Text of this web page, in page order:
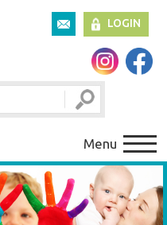
LOGIN
Menu